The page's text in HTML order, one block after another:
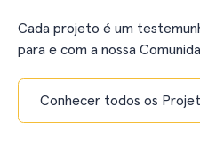
Cada projeto é um
para e com a nossa
Conhecer todos os